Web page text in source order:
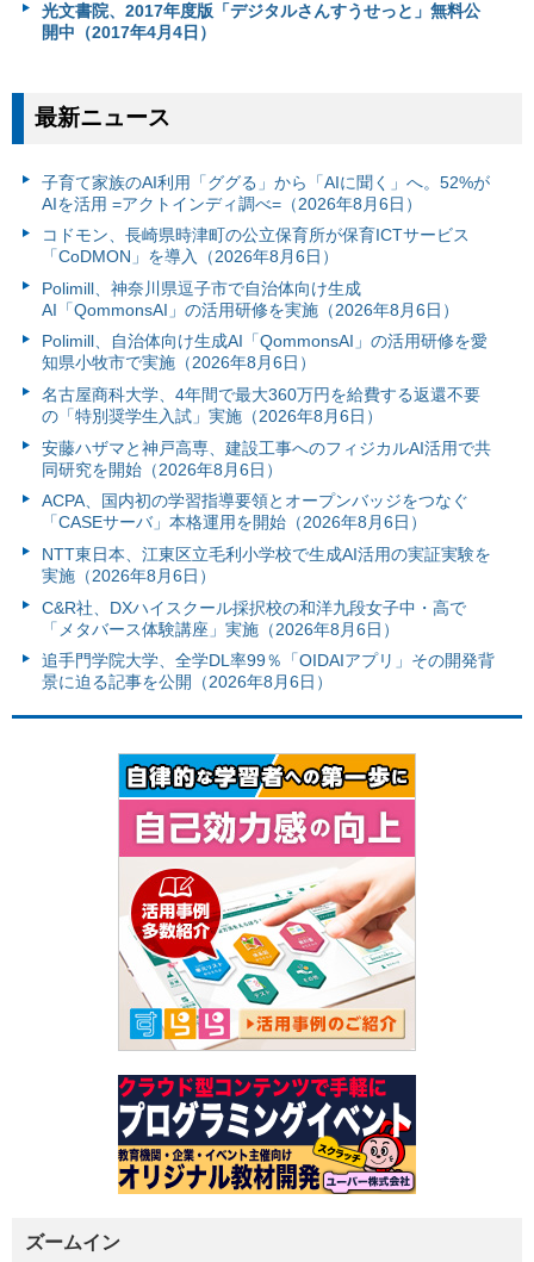
光文書院、2017年度版「デジタルさんすうせっと」無料公
開中（2017年4月4日）
最新ニュース
子育て家族のAI利用「ググる」から「AIに聞く」へ。52%が
AIを活用 =アクトインディ調べ=（2026年8月6日）
コドモン、長崎県時津町の公立保育所が保育ICTサービス
「CoDMON」を導入（2026年8月6日）
Polimill、神奈川県逗子市で自治体向け生成
AI「QommonsAI」の活用研修を実施（2026年8月6日）
Polimill、自治体向け生成AI「QommonsAI」の活用研修を愛
知県小牧市で実施（2026年8月6日）
名古屋商科大学、4年間で最大360万円を給費する返還不要
の「特別奨学生入試」実施（2026年8月6日）
安藤ハザマと神戸高専、建設工事へのフィジカルAI活用で共
同研究を開始（2026年8月6日）
ACPA、国内初の学習指導要領とオープンバッジをつなぐ
「CASEサーバ」本格運用を開始（2026年8月6日）
NTT東日本、江東区立毛利小学校で生成AI活用の実証実験を
実施（2026年8月6日）
C&R社、DXハイスクール採択校の和洋九段女子中・高で
「メタバース体験講座」実施（2026年8月6日）
追手門学院大学、全学DL率99％「OIDAIアプリ」その開発背
景に迫る記事を公開（2026年8月6日）
ズームイン